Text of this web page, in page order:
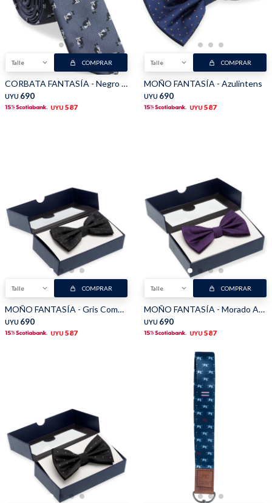
Talle COMPRAR
CORBATA FANTASÍA - Negro Gris
UYU 690
UYU 587
Talle COMPRAR
MOÑO FANTASÍA - Azulintens
UYU 690
UYU 587
Talle COMPRAR
MOÑO FANTASÍA - Gris Combinado
UYU 690
UYU 587
Talle COMPRAR
MOÑO FANTASÍA - Morado Azul
UYU 690
UYU 587